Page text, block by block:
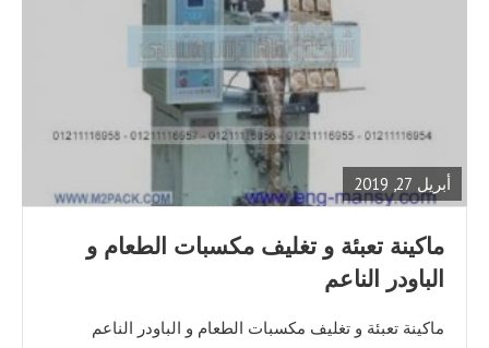
أبريل 27, 2019
READ
FULL
POST
ماكينة تعبئة و تغليف مكسبات الطعام و
الباودر الناعم
ماكينة تعبئة و تغليف مكسبات الطعام و الباودر الناعم